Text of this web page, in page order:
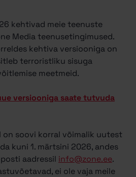
kehtivad meie teenuste
Media teenusetingimused.
kehtiva versiooniga on
terroristliku sisuga
meetmeid.
versiooniga saate tutvuda
on soovi korral võimalik uutest
kuni 1. märtsini 2026, andes
aadressil info@zone.ee.
ei ole vaja meile